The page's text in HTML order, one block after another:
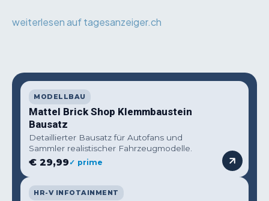
weiterlesen auf tagesanzeiger.ch
MODELLBAU
Mattel Brick Shop Klemmbaustein
Bausatz
Detaillierter Bausatz für Autofans und
Sammler realistischer Fahrzeugmodelle.
€ 29,99✓ prime
HR-V INFOTAINMENT